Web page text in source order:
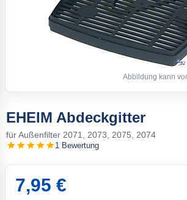
Abbildung kann
EHEIM Abdeckgitter
für Außenfilter 2071, 2073, 2075, 2074
1 Bewertung
7,95 €